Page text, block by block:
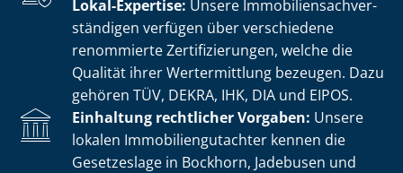
Lokal-Expertise: Unsere Im­mo­bi­li­en­sach­ver­
stän­di­gen verfügen über verschiedene
renommierte Zer­ti­fi­zie­run­gen, welche die
Qualität ihrer Wertermittlung bezeugen. Dazu
gehören TÜV, DEKRA, IHK, DIA und EIPOS.
Einhaltung rechtlicher Vorgaben: Unsere
lokalen Im­mo­bi­li­en­gut­ach­ter kennen die
Gesetzeslage in Bockhorn, Jadebusen und